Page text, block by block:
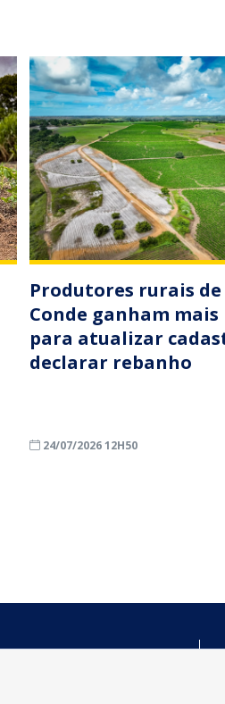
Produtores rurais de
Conde ganham mais
para atualizar
declarar rebanho
24/07/2026 12H50